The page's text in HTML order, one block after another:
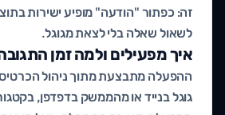
זה: כפתור "הודעה" מופיע ישירות
לשאול שאלה בלי לצאת מגוגל.
איך מפעילים ולמה זמן
ההפעלה מתבצעת מתוך ניהול
גוגל בנייד או מהממשק בדפדפן,